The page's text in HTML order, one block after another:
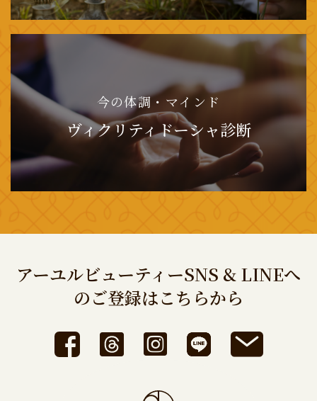
今の体調・マインド
ヴィクリティドーシャ診断
アーユルビューティーSNS & LINEへ
のご登録はこちらから